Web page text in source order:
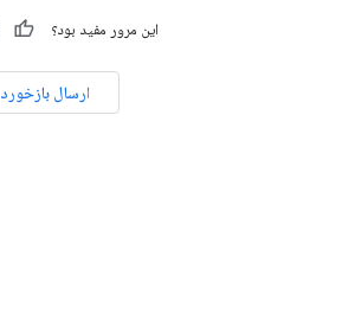
این مرور مفید بود؟
ارسال بازخورد